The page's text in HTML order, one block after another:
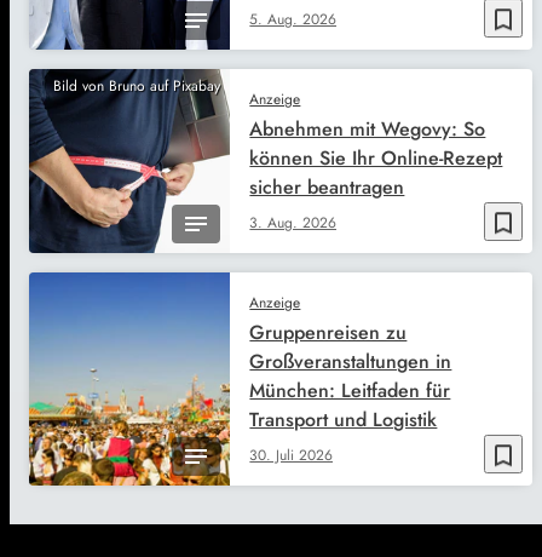
bookmark_border
5. Aug. 2026
Bild von Bruno auf Pixabay
bookmark_border
Anzeige
3. Aug. 2026
Abnehmen mit Wegovy: So
können Sie Ihr Online-Rezept
sicher beantragen
bookmark_border
Anzeige
30. Juli 2026
Gruppenreisen zu
Großveranstaltungen in
München: Leitfaden für
Transport und Logistik